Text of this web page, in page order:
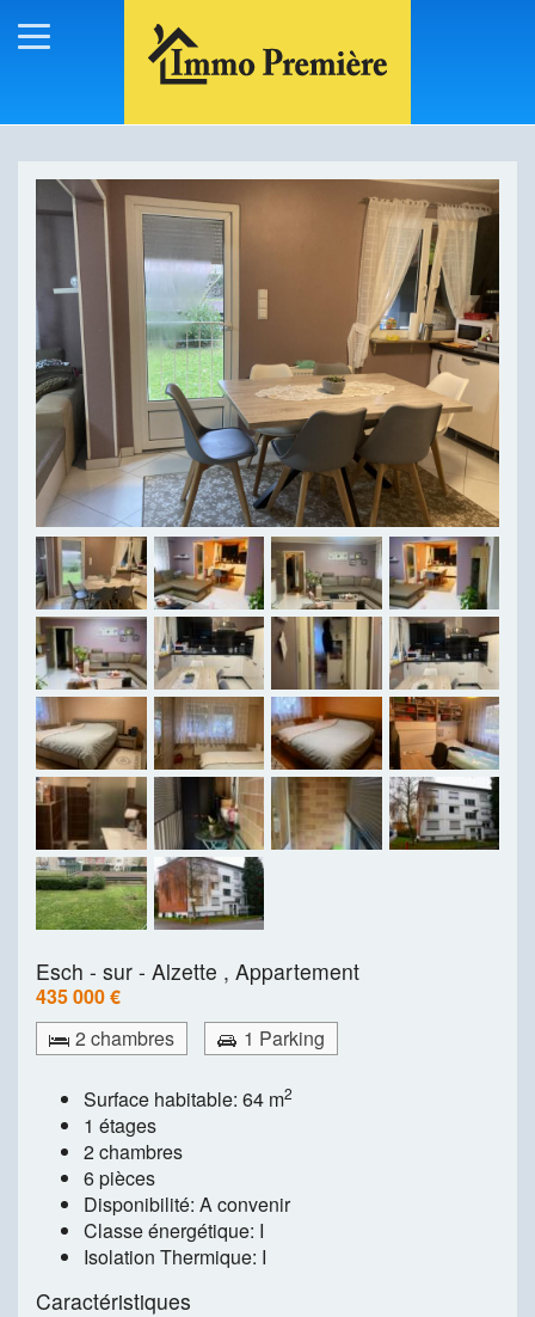
Esch - sur - Alzette , Appartement
435 000 €
2 chambres
1 Parking
Surface habitable: 64 m2
1 étages
2 chambres
6 pièces
Disponibilité: A convenir
Classe énergétique: I
Isolation Thermique: I
Caractéristiques